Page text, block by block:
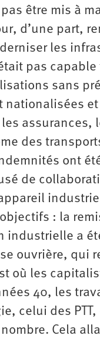
être mis à
d’une part,
les
pas
sans
nationalisées
assurances,
des
ont
de
: la
industrielle a
ouvrière, qui
où les
40, les
celui des
Cela